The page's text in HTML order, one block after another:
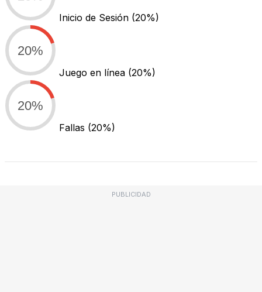
Inicio de Sesión (20%)
20%
Juego en línea (20%)
20%
Fallas (20%)
PUBLICIDAD